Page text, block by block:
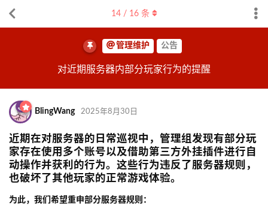
管理维护 公告
对近期服务器内部分玩家行为的提醒
14/ 16条
BlingWang 2025年8月30日
近期在对服务器的日常巡视中，管理组发现有部分玩
家存在使用多个账号以及借助第三方外挂插件进行自
动操作并获利的行为。这些行为违反了服务器规则，
也破坏了其他玩家的正常游戏体验。
为此，我们希望重申部分服务器规则：